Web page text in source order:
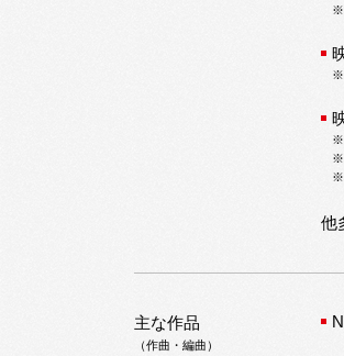
※
※
※
※
※
他
主な作品
（作曲・編曲）